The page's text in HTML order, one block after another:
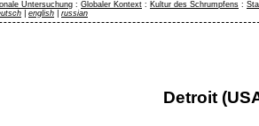
Detroit
Untersuchung : Globaler Kontext : Kultur des Schrumpfens :
english russian